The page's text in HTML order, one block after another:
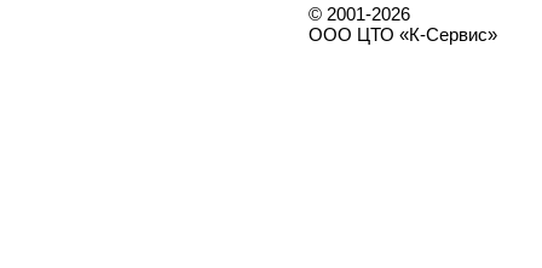
© 2001-2026
ООО ЦТО «К-Сервис»